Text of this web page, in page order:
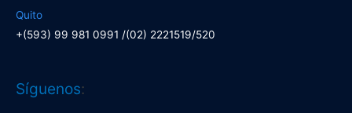
Quito
+(593) 99 981 0991 /(02) 2221519/520
Síguenos:
Facebook
LinkedIn